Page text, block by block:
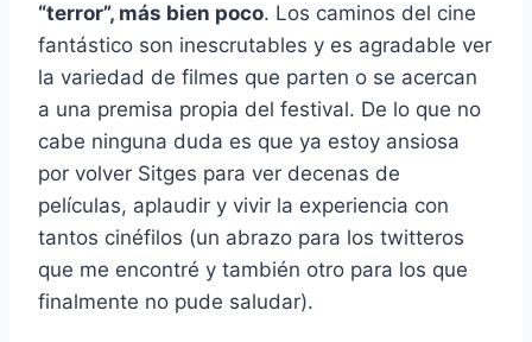
“terror”, más bien poco. Los caminos del cine
fantástico son inescrutables y es agradable ver
la variedad de filmes que parten o se acercan
a una premisa propia del festival. De lo que no
cabe ninguna duda es que ya estoy ansiosa
por volver Sitges para ver decenas de
películas, aplaudir y vivir la experiencia con
tantos cinéfilos (un abrazo para los twitteros
que me encontré y también otro para los que
finalmente no pude saludar).